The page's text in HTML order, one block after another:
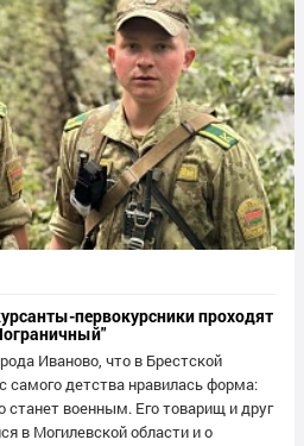
первокурсники проходят
Иваново, что в Брестской
самого детства нравилась форма:
станет военным. Его товарищ и друг
в Могилевской области и о